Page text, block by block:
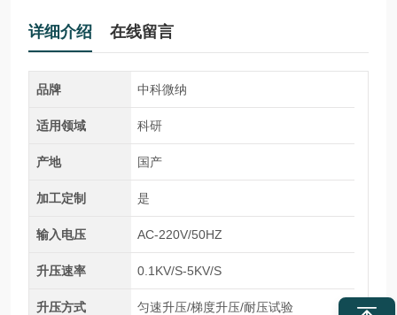
详细介绍 在线留言
品牌 中科微纳
适用领域 科研
产地 国产
加工定制 是
输入电压 AC-220V/50HZ
升压速率 0.1KV/S-5KV/S
升压方式 匀速升压/梯度升压/耐压试验